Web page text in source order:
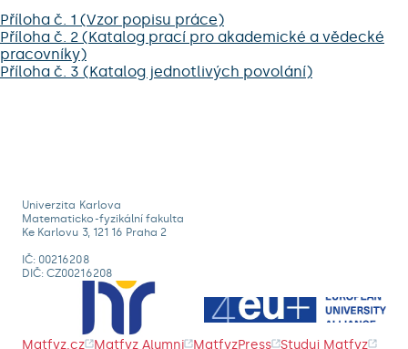
Příloha č. 1 (Vzor popisu práce)
Příloha č. 2 (Katalog prací pro akademické a vědecké
pracovníky)
Příloha č. 3 (Katalog jednotlivých povolání)
Univerzita Karlova
Matematicko-fyzikální fakulta
Ke Karlovu 3, 121 16 Praha 2
IČ: 00216208
DIČ: CZ00216208
Matfyz.cz Matfyz Alumni MatfyzPress Studuj Matfyz